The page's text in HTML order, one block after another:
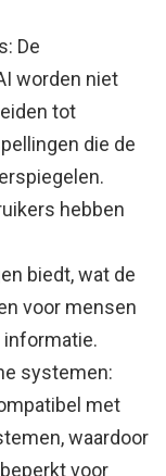
De
worden niet
tot
die de
hebben
biedt, wat de
voor mensen
informatie.
systemen:
met
waardoor
voor